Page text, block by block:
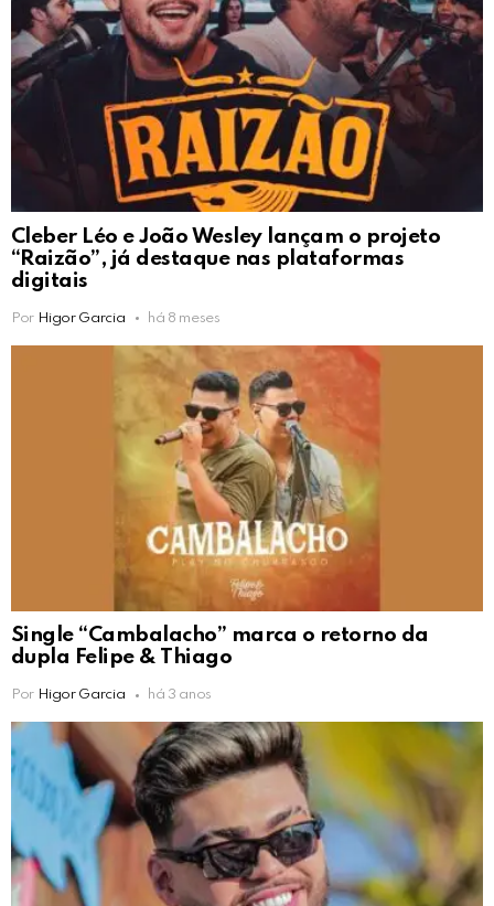
Cleber Léo e João Wesley lançam o projeto
“Raizão”, já destaque nas plataformas
digitais
Por Higor Garcia há 8 meses
Single “Cambalacho” marca o retorno da
dupla Felipe & Thiago
Por Higor Garcia há 3 anos